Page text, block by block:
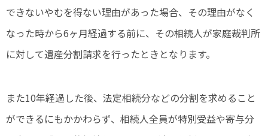
できないやむを得ない理由があった場合、その理由がなく
なった時から6ヶ月経過する前に、その相続人が家庭裁判所
に対して遺産分割請求を行ったときとなります。
また10年経過した後、法定相続分などの分割を求めること
ができるにもかかわらず、相続人全員が特別受益や寄与分